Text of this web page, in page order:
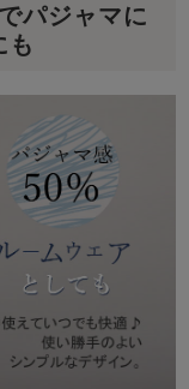
パジャマに
も